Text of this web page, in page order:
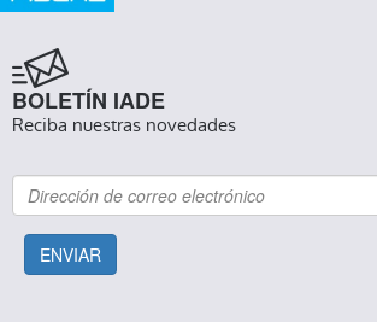
BOLETÍN IADE
Reciba nuestras novedades
ENVIAR